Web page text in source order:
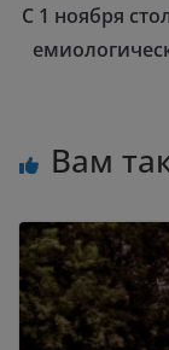
С 1 ноября
Вам